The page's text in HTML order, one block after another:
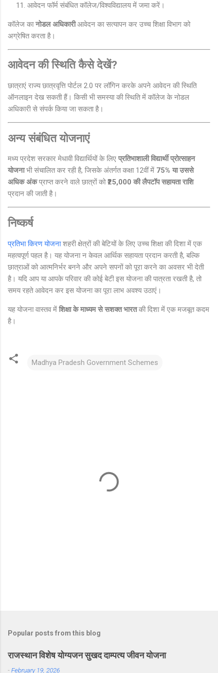
आवेदन फॉर्म संबंधित कॉलेज/विश्वविद्यालय में जमा करें।
कॉलेज कानोडल अधिकारीआवेदन का सत्यापन कर उच्च शिक्षा विभाग को
अग्रेषित करता है।
आवेदन की स्थिति कैसे देखें?
छात्राएं राज्य छात्रवृत्ति पोर्टल 2.0 पर लॉगिन करके अपने आवेदन की स्थिति
ऑनलाइन देख सकती हैं। किसी भी समस्या की स्थिति में कॉलेज के नोडल
अधिकारी से संपर्क किया जा सकता है।
अन्य संबंधित योजनाएं
मध्य प्रदेश सरकार मेधावी विद्यार्थियों के लिए प्रतिभाशाली विद्यार्थी प्रोत्साहन
योजनाभी संचालित कर रही है, जिसके अंतर्गत कक्षा 12वीं में 75% या उससे
अधिक अंकप्राप्त करने वाले छात्रों को₹25,000 की लैपटॉप सहायता राशि
प्रदान की जाती है।
निष्कर्ष
प्रतिभा किरण योजनाशहरी क्षेत्रों की बेटियों के लिए उच्च शिक्षा की दिशा में एक
महत्वपूर्ण पहल है। यह योजना न केवल आर्थिक सहायता प्रदान करती है, बल्कि
छात्राओं को आत्मनिर्भर बनने और अपने सपनों को पूरा करने का अवसर भी देती
है। यदि आप या आपके परिवार की कोई बेटी इस योजना की पात्रता रखती है, तो
समय रहते आवेदन कर इस योजना का पूरा लाभ अवश्य उठाएं।
यह योजना वास्तव में शिक्षा के माध्यम से सशक्त भारतकी दिशा में एक मजबूत कदम
है।
Madhya Pradesh Government Schemes
Popular posts from this blog
राजस्थान विशेष योग्यजन सुखद दाम्पत्य जीवन योजना
-February 19, 2026